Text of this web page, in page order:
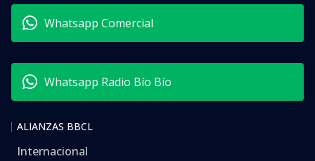
Whatsapp Comercial
Whatsapp Radio Bío Bío
ALIANZAS BBCL
Internacional